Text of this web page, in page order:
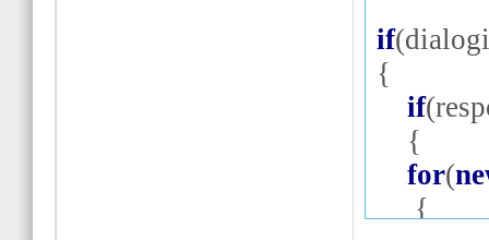
if(
{
if(
{
for(
{